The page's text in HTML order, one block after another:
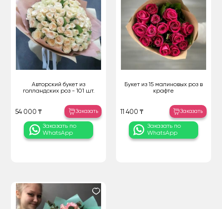
Авторский букет из
голландских роз - 101 шт.
54 000 ₸ Заказать
Заказать по
WhatsApp
Букет из 15 малиновых роз в
крафте
11 400 ₸ Заказать
Заказать по
WhatsApp